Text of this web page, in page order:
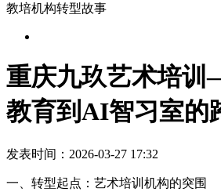
教培机构转型故事
重庆九玖艺术培
教育到AI智习室的
发表时间：2026-03-27 17:32
一、转型起点：艺术培训机构的突围